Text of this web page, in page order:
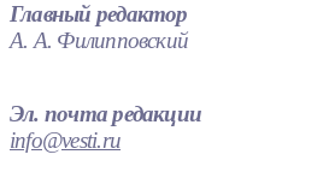
Главный редактор
А. А. Филипповский
Эл. почта редакции
info@vesti.ru